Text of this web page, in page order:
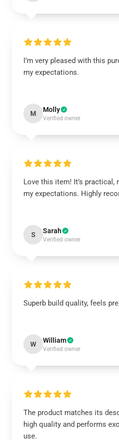
I’m very pleased with this
my expectations.
M Molly
Verified owner
Love this item! It’s practical,
my expectations. Highly
S Sarah
Verified owner
Superb build quality, feels
W William
Verified owner
The product matches its
high quality and performs
use.